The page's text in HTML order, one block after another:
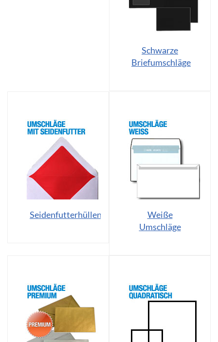
Schwarze
Briefumschläge
Seidenfutterhüllen
Weiße
Umschläge